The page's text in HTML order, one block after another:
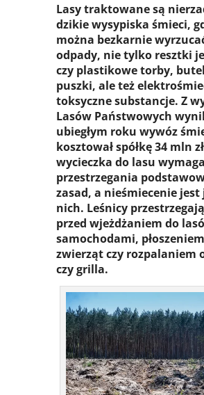
Lasy traktowane są
dzikie wysypiska śmieci,
można bezkarnie
odpady, nie tylko resztki
czy plastikowe torby,
puszki, ale też
toksyczne substancje. Z
Lasów Państwowych
ubiegłym roku wywóz
kosztował spółkę 34 mln
wycieczka do lasu wymaga
przestrzegania
zasad, a nieśmiecenie jest
nich. Leśnicy
przed wjeżdżaniem do
samochodami,
zwierząt czy rozpalaniem
czy grilla.